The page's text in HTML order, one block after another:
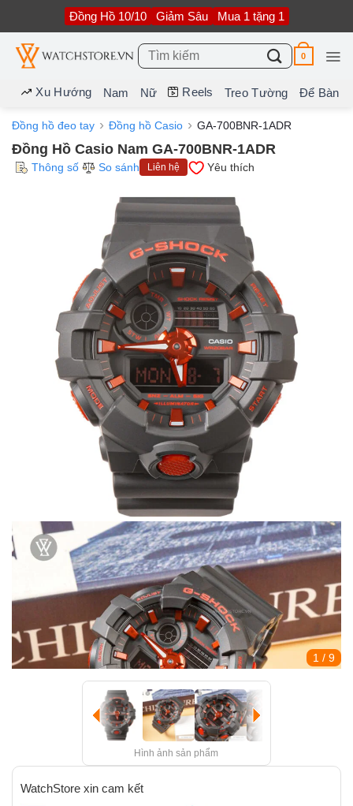
nội
dung
Đồng Hồ 10/10 Giảm Sâu Mua 1 tặng 1
Tìm
kiếm:
0
Xu Hướng Nam Nữ Reels Treo Tường Để Bàn
Đồng hồ đeo tay Đồng hồ Casio GA-700BNR-1ADR
Đồng Hồ Casio Nam GA-700BNR-1ADR
Thông số So sánh Liên hệ Yêu thích
1 / 9
Hình ảnh sản phẩm
WatchStore xin cam kết